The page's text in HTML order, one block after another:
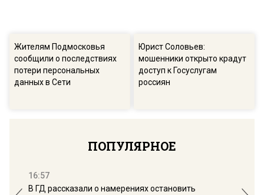
Жителям Подмосковья
сообщили о последствиях
потери персональных
данных в Сети
Юрист Соловьев:
мошенники открыто крадут
доступ к Госуслугам
россиян
ПОПУЛЯРНОЕ
16:57
В ГД рассказали о намерениях остановить